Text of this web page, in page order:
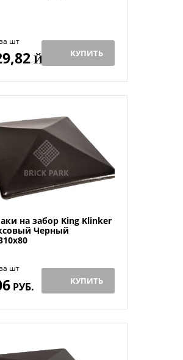
шт
Й КУПИТЬ
на забор King Klinker
Черный
шт
РУБ. КУПИТЬ